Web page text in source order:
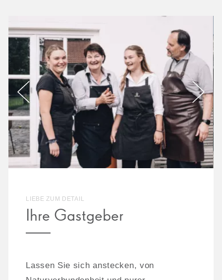
LIEBE ZUM DETAIL
Ihre Gastgeber
Lassen Sie sich anstecken, von